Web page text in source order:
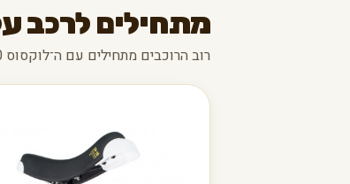
מתחילים לרכב
רוב הרוכבים מתחילים עם ה־לוקסוס 20" — וזו בחירה מצוינת.